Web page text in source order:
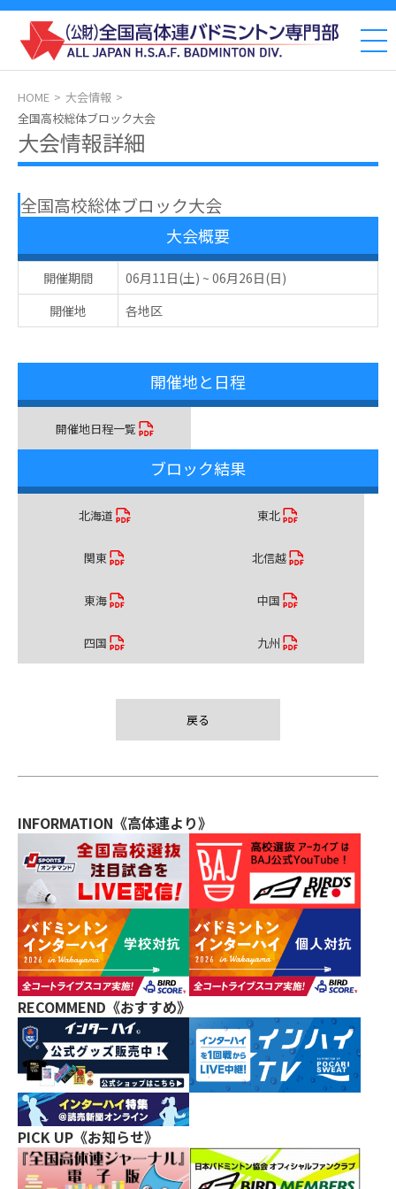
HOME
大会情報
全国高校総体ブロック大会
大会情報詳細
全国高校総体ブロック大会
大会概要
開催期間 06月11日(土) ~ 06月26日(日)
開催地
各地区
開催地と日程
開催地日程一覧
ブロック結果
北海道 東北
関東 北信越
東海 中国
四国 九州
戻る
INFORMATION《高体連より》
RECOMMEND《おすすめ》
PICK UP《お知らせ》